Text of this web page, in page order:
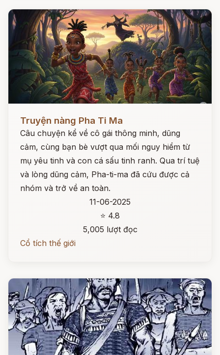
Truyện nàng Pha Ti Ma
Câu chuyện kể về cô gái thông minh, dũng
cảm, cùng bạn bè vượt qua mối nguy hiểm từ
mụ yêu tinh và con cá sấu tinh ranh. Qua trí tuệ
và lòng dũng cảm, Pha-ti-ma đã cứu được cả
nhóm và trở về an toàn.
11-06-2025
⭐ 4.8
5,005 lượt đọc
Cổ tích thế giới